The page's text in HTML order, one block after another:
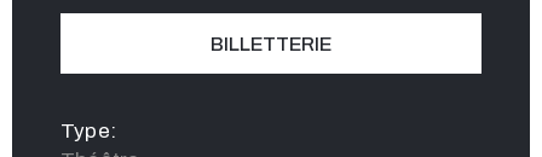
BILLETTERIE
Type: